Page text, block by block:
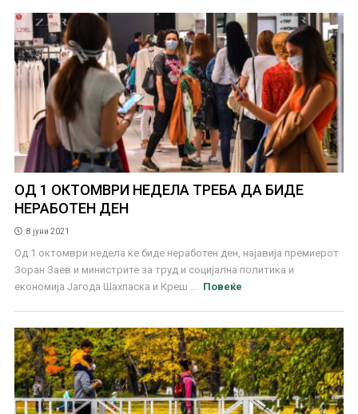
ОД 1 ОКТОМВРИ НЕДЕЛА ТРЕБА ДА БИДЕ
НЕРАБОТЕН ДЕН
8 јуни 2021
Од 1 октомври недела ќе биде неработен ден, најавија премиерот
Зоран Заев и министрите за труд и социјална политика и
економија Јагода Шахпаска и Креш ...
Повеќе